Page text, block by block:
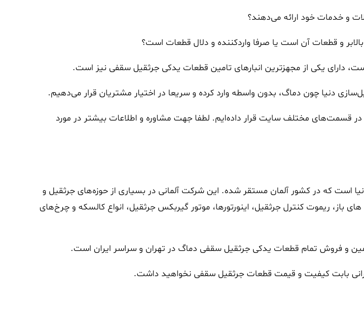
و خدمات خود ارائه می‌دهند؟
و قطعات آن است یا صرفا واردکننده و دلال قطعات است؟
است، دارای یکی از مجهزترین انبارهای تامین قطعات یدکی جرثقیل سقفی نیز است.
دنیا چون دماگ، بدون واسطه وارد کرده و سریعا در اختیار مشتریان قرار می‌دهیم.
در قسمت‌های مختلف سایت قرار داده‌ایم. لطفا جهت مشاوره و اطلاعات بیشتر در مورد
است که در کشور آلمان مستقر شده. این شرکت آلمانی در بسیاری از حوزه‌های جرثقیل و
باز، ریموت کنترل جرثقیل، اینورتورها، موتور گیربکس جرثقیل، انواع کالسکه و چرخ‌های
و فروش تمام قطعات یدکی جرثقیل سقفی دماگ در تهران و سراسر ایران است.
بابت کیفیت و قیمت قطعات جرثقیل سقفی نخواهید داشت.